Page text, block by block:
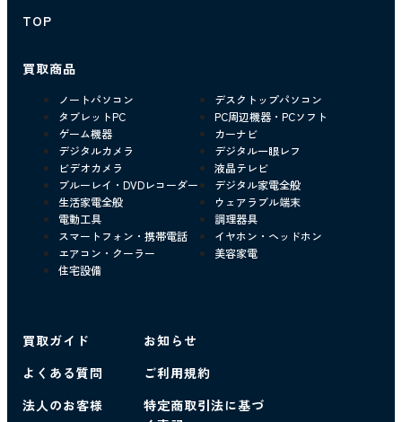
TOP
買取商品
ノートパソコン
デスクトップパソコン
タブレットPC
PC周辺機器・PCソフト
ゲーム機器
カーナビ
デジタルカメラ
デジタル一眼レフ
ビデオカメラ
液晶テレビ
ブルーレイ・DVDレコーダー
デジタル家電全般
生活家電全般
ウェアラブル端末
電動工具
調理器具
スマートフォン・携帯電話
イヤホン・ヘッドホン
エアコン・クーラー
美容家電
住宅設備
買取ガイド
よくある質問
法人のお客様
お知らせ
ご利用規約
特定商取引法に基づ